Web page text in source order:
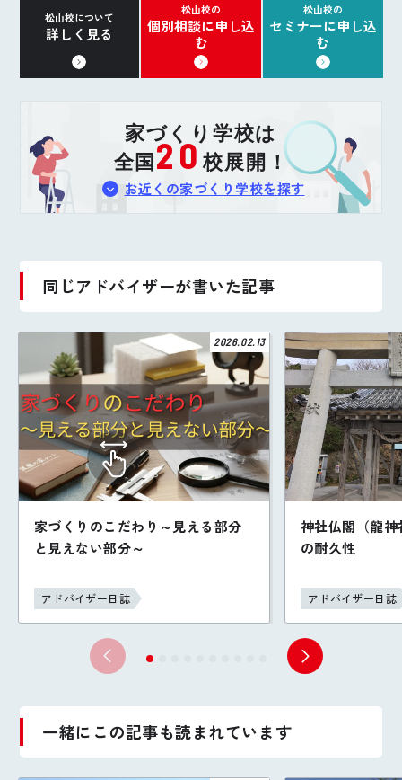
松山校について
詳しく見る
松山校の
個別相談に申し込
む
松山校の
セミナーに申し込
む
家づくり学校は
全国 20校展開！
お近くの家づくり学校を探す
同じアドバイザーが書いた記事
家づくりのこだわり～見える部分
と見えない部分～
2026.02.13
アドバイザー日誌
神社仏閣（龍
の耐久性
アドバイザー日誌
一緒にこの記事も読まれています